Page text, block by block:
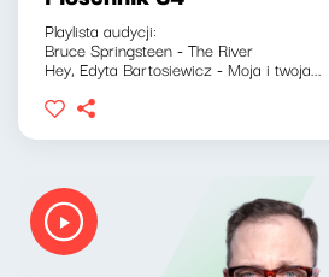
Playlista audycji:
Bruce Springsteen - The River
Hey, Edyta Bartosiewicz - Moja i twoja...